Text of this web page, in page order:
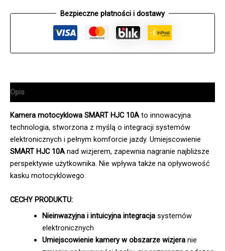
F70)
Bezpieczne płatności i dostawy
Opis
Kamera motocyklowa SMART HJC 10Ato innowacyjna
technologia, stworzona z myślą o integracji systemów
elektronicznych i pełnym komforcie jazdy. Umiejscowienie
SMART HJC 10Anad wizjerem, zapewnia nagranie najbliższe
perspektywie użytkownika. Nie wpływa także na opływowość
kasku motocyklowego.
CECHY PRODUKTU:
Nieinwazyjna i intuicyjna integracja systemów
elektronicznych
Umiejscowienie kamery w obszarze wizjeranie